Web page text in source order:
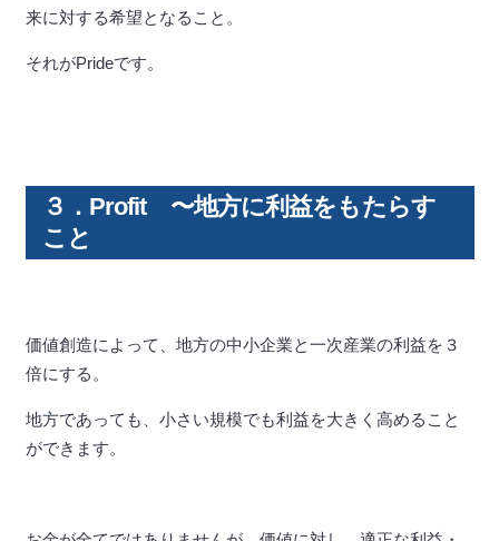
来に対する希望となること。
それがPrideです。
３．Profit 〜地方に利益をもたらす
こと
価値創造によって、地方の中小企業と一次産業の利益を３
倍にする。
地方であっても、小さい規模でも利益を大きく高めること
ができます。